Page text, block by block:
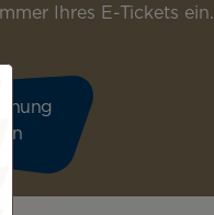
Ihres E-Tickets ein.